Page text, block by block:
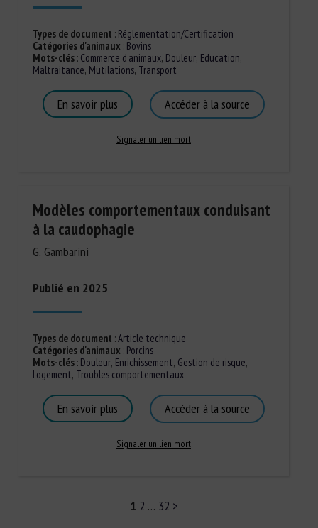
Types de document : Réglementation/Certification
Catégories d'animaux : Bovins
Mots-clés: Commerce d'animaux, Douleur, Education,
Maltraitance, Mutilations, Transport
En savoir plus Accéder à la source
Signaler un lien mort
Modèles comportementaux conduisant
à la caudophagie
G. Gambarini
Publié en 2025
Types de document :Article technique
Catégories d'animaux : Porcins
Mots-clés: Douleur, Enrichissement, Gestion de risque,
Logement, Troubles comportementaux
En savoir plus Accéder à la source
Signaler un lien mort
1 2 … 32 >